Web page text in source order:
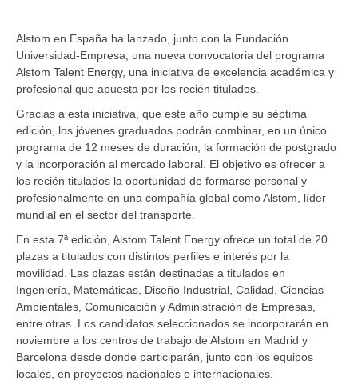
Alstom en España ha lanzado, junto con la Fundación
Universidad-Empresa, una nueva convocatoria del programa
Alstom Talent Energy, una iniciativa de excelencia académica y
profesional que apuesta por los recién titulados.
Gracias a esta iniciativa, que este año cumple su séptima
edición, los jóvenes graduados podrán combinar, en un único
programa de 12 meses de duración, la formación de postgrado
y la incorporación al mercado laboral. El objetivo es ofrecer a
los recién titulados la oportunidad de formarse personal y
profesionalmente en una compañía global como Alstom, líder
mundial en el sector del transporte.
En esta 7ª edición, Alstom Talent Energy ofrece un total de 20
plazas a titulados con distintos perfiles e interés por la
movilidad. Las plazas están destinadas a titulados en
Ingeniería, Matemáticas, Diseño Industrial, Calidad, Ciencias
Ambientales, Comunicación y Administración de Empresas,
entre otras. Los candidatos seleccionados se incorporarán en
noviembre a los centros de trabajo de Alstom en Madrid y
Barcelona desde donde participarán, junto con los equipos
locales, en proyectos nacionales e internacionales.